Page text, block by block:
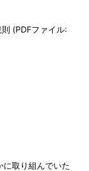
(PDFファイル:
に取り組んでいた